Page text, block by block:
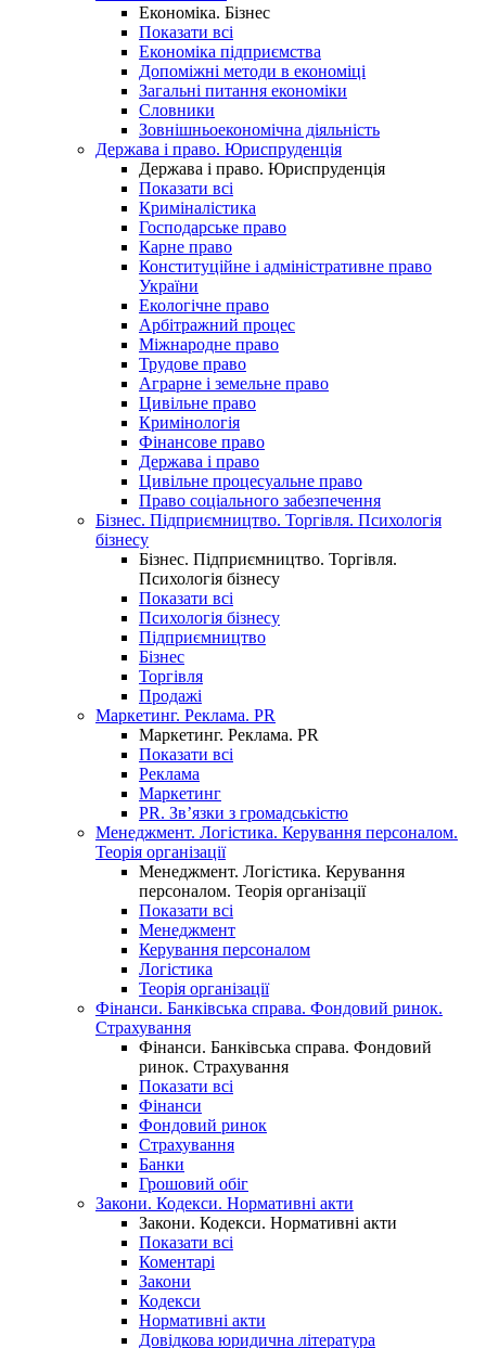
Економіка. Бізнес
Показати всі
Економіка підприємства
Допоміжні методи в економіці
Загальні питання економіки
Словники
Зовнішньоекономічна діяльність
Держава і право. Юриспруденція
Держава і право. Юриспруденція
Показати всі
Криміналістика
Господарське право
Карне право
Конституційне і адміністративне право
України
Екологічне право
Арбітражний процес
Міжнародне право
Трудове право
Аграрне і земельне право
Цивільне право
Кримінологія
Фінансове право
Держава і право
Цивільне процесуальне право
Право соціального забезпечення
Бізнес. Підприємництво. Торгівля. Психологія
бізнесу
Бізнес. Підприємництво. Торгівля.
Психологія бізнесу
Показати всі
Психологія бізнесу
Підприємництво
Бізнес
Торгівля
Продажі
Маркетинг. Реклама. PR
Маркетинг. Реклама. PR
Показати всі
Реклама
Маркетинг
PR. Зв’язки з громадськістю
Менеджмент. Логістика. Керування персоналом.
Теорія організації
Менеджмент. Логістика. Керування
персоналом. Теорія організації
Показати всі
Менеджмент
Керування персоналом
Логістика
Теорія організації
Фінанси. Банківська справа. Фондовий ринок.
Страхування
Фінанси. Банківська справа. Фондовий
ринок. Страхування
Показати всі
Фінанси
Фондовий ринок
Страхування
Банки
Грошовий обіг
Закони. Кодекси. Нормативні акти
Закони. Кодекси. Нормативні акти
Показати всі
Коментарі
Закони
Кодекси
Нормативні акти
Довідкова юридична література